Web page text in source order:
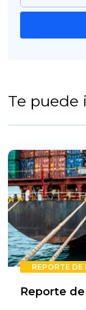
Te puede
REPORTE
Reporte